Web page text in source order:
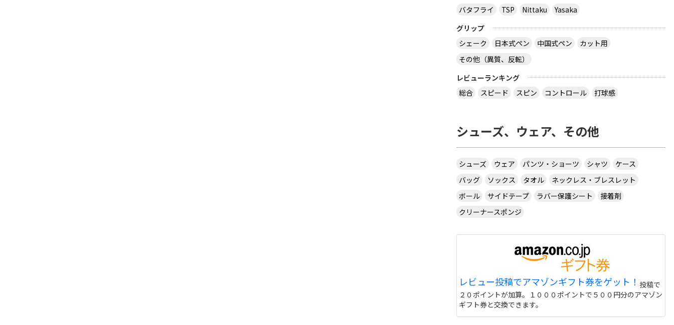
バタフライ
TSP Nittaku
Yasaka
グリップ
シェーク
日本式ペン 中国式ペン
カット用
その他（異質、反転）
レビューランキング
総合
スピード スピン コントロール 打球感
シューズ、ウェア、その他
シューズ ウェア パンツ・ショーツ シャツ
ケース
バッグ
ソックス タオル
ネックレス・ブレスレット
ボール
サイドテープ ラバー保護シート
接着剤
クリーナースポンジ
レビュー投稿でアマゾンギフト券をゲット！ 投稿で
２０ポイントが加算。１０００ポイントで５００円分のアマゾン
ギフト券と交換できます。